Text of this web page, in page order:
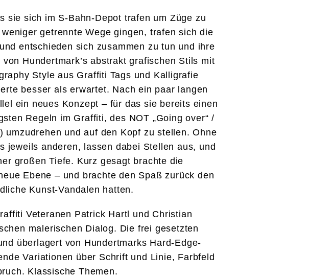
sie sich im S-Bahn-Depot trafen um Züge zu
getrennte Wege gingen, trafen sich die
entschieden sich zusammen zu tun und ihre
Hundertmark’s abstrakt grafischen Stils mit
Style aus Graffiti Tags und Kalligrafie
besser als erwartet. Nach ein paar langen
ein neues Konzept – für das sie bereits einen
Regeln im Graffiti, des NOT „Going over“ /
umzudrehen und auf den Kopf zu stellen. Ohne
jeweils anderen, lassen dabei Stellen aus, und
großen Tiefe. Kurz gesagt brachte die
Ebene – und brachte den Spaß zurück den
Kunst-Vandalen hatten.
Veteranen Patrick Hartl und Christian
malerischen Dialog. Die frei gesetzten
überlagert von Hundertmarks Hard-Edge-
Variationen über Schrift und Linie, Farbfeld
Klassische Themen.